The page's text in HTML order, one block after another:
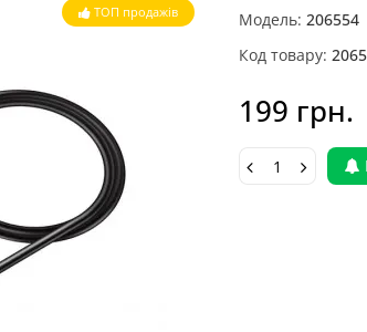
ТОП продажів
Модель: 206554
Код товару:
199 грн.